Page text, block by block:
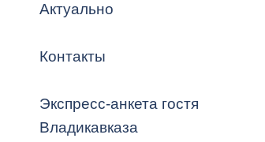
Актуально
Контакты
Экспресс-анкета гостя
Владикавказа